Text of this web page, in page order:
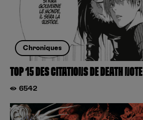
Chroniques
TOP 15 DES CITATIONS DE DEATH NOTE
6542